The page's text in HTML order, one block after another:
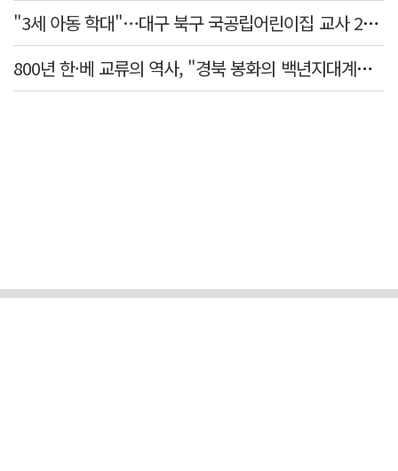
"3세 아동 학대"…대구 북구 국공립어린이집 교사 2명 검찰 송치
800년 한·베 교류의 역사, "경북 봉화의 백년지대계로 피어난다"